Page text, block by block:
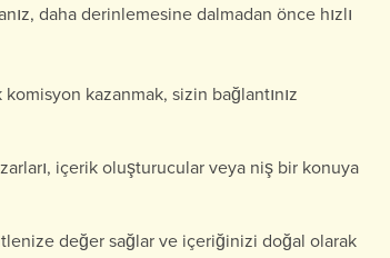
daha derinlemesine dalmadan önce hızlı
kazanmak, sizin bağlantınız
içerik oluşturucular veya niş bir konuya
değer sağlar ve içeriğinizi doğal olarak